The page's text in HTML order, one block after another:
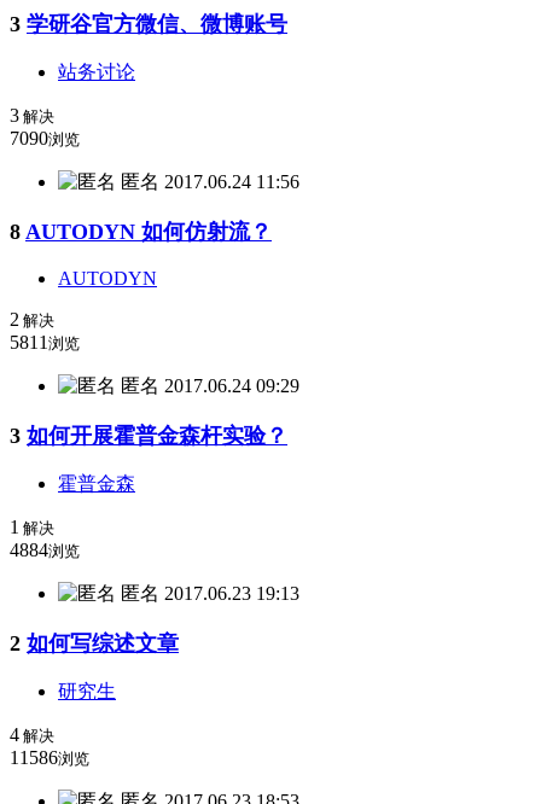
3 学研谷官方微信、微博账号
站务讨论
3 解决
7090浏览
匿名 2017.06.24 11:56
8 AUTODYN 如何仿射流？
AUTODYN
2 解决
5811 浏览
匿名 2017.06.24 09:29
3 如何开展霍普金森杆实验？
霍普金森
1 解决
4884浏览
匿名 2017.06.23 19:13
2 如何写综述文章
研究生
4 解决
11586浏览